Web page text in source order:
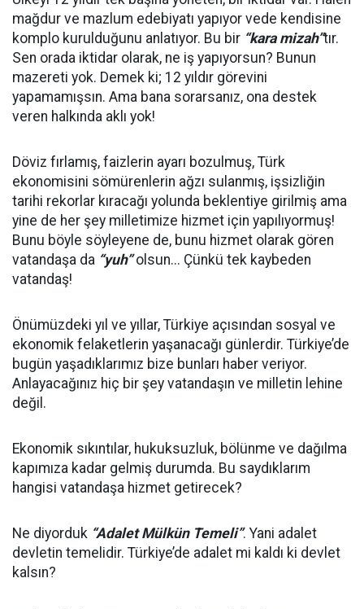
mağdur ve mazlum edebiyatı yapıyor vede kendisine
komplo kurulduğunu anlatıyor. Bu bir “kara mizah”tır.
Sen orada iktidar olarak, ne iş yapıyorsun? Bunun
mazereti yok. Demek ki; 12 yıldır görevini
yapamamışsın. Ama bana sorarsanız, ona destek
veren halkında aklı yok!
Döviz fırlamış, faizlerin ayarı bozulmuş, Türk
ekonomisini sömürenlerin ağzı sulanmış, işsizliğin
tarihi rekorlar kıracağı yolunda beklentiye girilmiş ama
yine de her şey milletimize hizmet için yapılıyormuş!
Bunu böyle söyleyene de, bunu hizmet olarak gören
vatandaşa da “yuh”olsun... Çünkü tek kaybeden
vatandaş!
Önümüzdeki yıl ve yıllar, Türkiye açısından sosyal ve
ekonomik felaketlerin yaşanacağı günlerdir. Türkiye’de
bugün yaşadıklarımız bize bunları haber veriyor.
Anlayacağınız hiç bir şey vatandaşın ve milletin lehine
değil.
Ekonomik sıkıntılar, hukuksuzluk, bölünme ve dağılma
kapımıza kadar gelmiş durumda. Bu saydıklarım
hangisi vatandaşa hizmet getirecek?
Ne diyorduk “Adalet Mülkün Temeli”. Yani adalet
devletin temelidir. Türkiye’de adalet mi kaldı ki devlet
kalsın?